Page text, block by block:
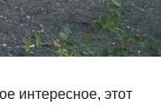
интересное, этот